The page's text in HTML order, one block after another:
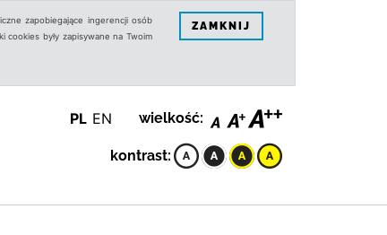
zapobiegające ingerencji osób
były zapisywane na Twoim
ZAMKNIJ
PL EN wielkość:
kontrast: